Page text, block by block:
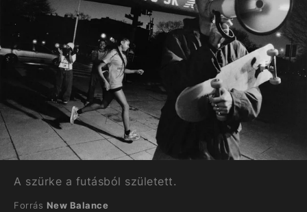
A szürke a futásból született.
Forrás New Balance